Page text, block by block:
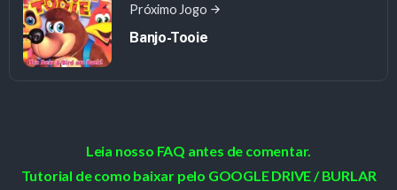
Próximo Jogo
Banjo-Tooie
Leia nosso FAQ antes de comentar.
Tutorial de como baixar pelo GOOGLE DRIVE / BURLAR